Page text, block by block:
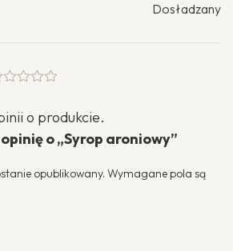
Dosładzany
o produkcie.
o „Syrop aroniowy”
opublikowany. Wymagane pola są